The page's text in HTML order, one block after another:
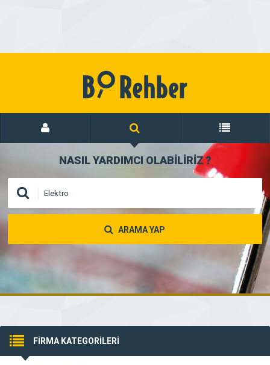
NASIL YARDIMCI OLABİLİRİZ?
ARAMA YAP
FİRMA KATEGORİLERİ